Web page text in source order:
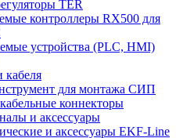
TER
контроллеры RX500 для
устройства (PLC, HMI)
кабеля
для монтажа СИП
коннекторы
и аксессуары
и аксессуары EKF-Line